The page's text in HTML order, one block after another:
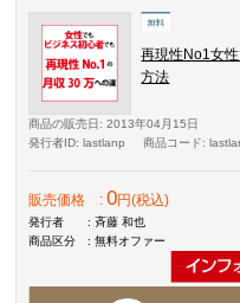
再現性No1女
方法
商品の販売日 : 2013年04月15日
発行者ID: lastlanp 商品コード:
販売価格 :0円(税込)
発行者
: 斉藤 和也
商品区分
: 無料オファー